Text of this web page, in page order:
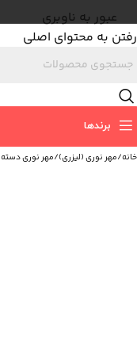
عبور به ناوبری
رفتن به محتوای اصلی
برندها
خانه/مهر نوری (لیزری)/مهر نوری